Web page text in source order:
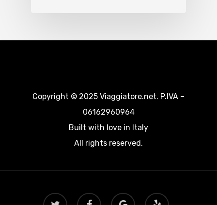
Copyright © 2025 Viaggiatore.net. P.IVA –
06162960964
Built with love in Italy
All rights reserved.
twitter facebook
google-
yelp